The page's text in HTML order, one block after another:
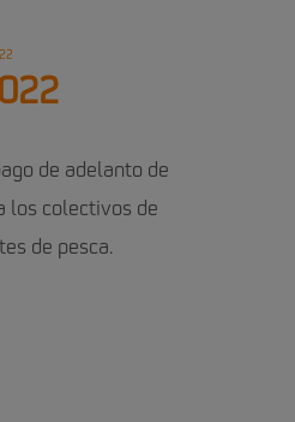
de adelanto de
los colectivos de
de pesca.